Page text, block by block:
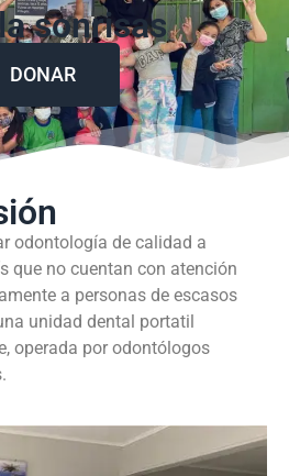
sonrisas
DONAR
odontología de calidad a
que no cuentan con atención
a personas de escasos
unidad dental portatil
operada por odontólogos